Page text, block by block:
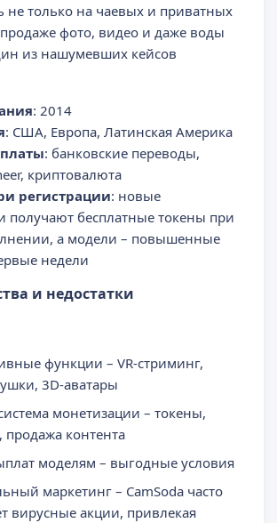
не только на чаевых и приватных
фото, видео и даже воды
из нашумевших кейсов
: 2014
: США, Европа, Латинская Америка
: банковские переводы,
криптовалюта
регистрации: новые
получают бесплатные токены при
а модели – повышенные
недели
и недостатки
функции – VR-стриминг,
3D-аватары
монетизации – токены,
продажа контента
моделям – выгодные условия
маркетинг – CamSoda часто
вирусные акции, привлекая